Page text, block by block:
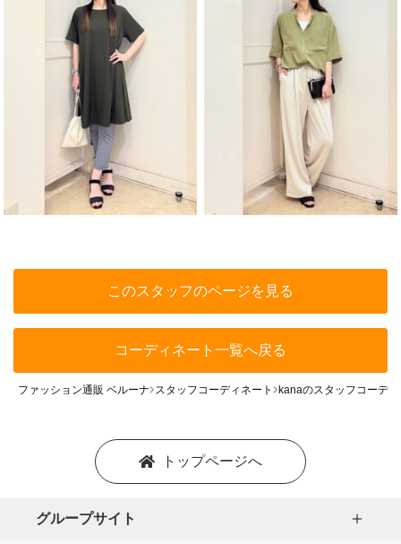
このスタッフのページを見る
コーディネート一覧へ戻る
ファッション通販 ベルーナ スタッフコーディネート kanaのスタッフコーデ
トップページへ
グループサイト